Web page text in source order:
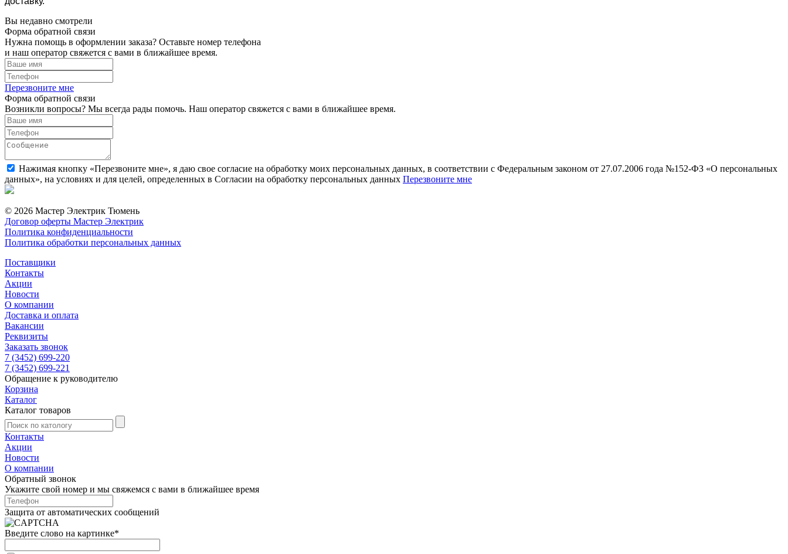
Вы недавно смотрели
Форма обратной связи
Нужна помощь в оформлении заказа? Оставьте номер телефона
и наш оператор свяжется с вами в ближайшее время.
Перезвоните мне
Форма обратной связи
Возникли вопросы? Мы всегда рады помочь. Наш оператор свяжется с вами в ближайшее время.
Нажимая кнопку «Перезвоните мне», я даю свое согласие на обработку моих персональных данных, в соответствии с Федеральным законом от 27.07.2006 года №152-ФЗ «О персональных
данных», на условиях и для целей, определенных в Согласии на обработку персональных данных Перезвоните мне
© 2026 Мастер Электрик Тюмень
Договор оферты Мастер Электрик
Политика конфиденциальности
Политика обработки персональных данных
Поставщики
Контакты
Акции
Новости
О компании
Доставка и оплата
Вакансии
Реквизиты
Заказать звонок
7 (3452) 699-220
7 (3452) 699-221
Обращение к руководителю
Корзина
Каталог
Каталог товаров
Контакты
Акции
Новости
О компании
Обратный звонок
Укажите свой номер и мы свяжемся с вами в ближайшее время
Защита от автоматических сообщений
Введите слово на картинке*